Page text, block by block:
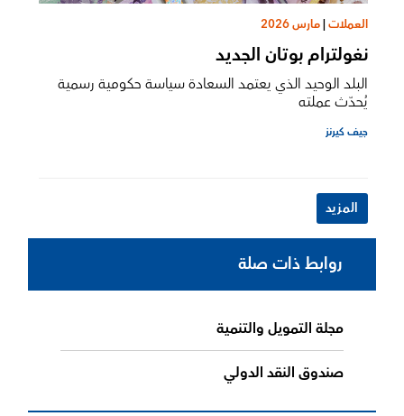
العملات|مارس 2026
نغولترام بوتان الجديد
البلد الوحيد الذي يعتمد السعادة سياسة حكومية رسمية
يُحدّث عملته
جيف كيرنز
المزيد
روابط ذات صلة
مجلة التمويل والتنمية
صندوق النقد الدولي